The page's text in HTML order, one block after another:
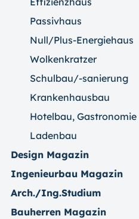
Passivhaus
Null/Plus-Energiehaus
Wolkenkratzer
Schulbau/-sanierung
Krankenhausbau
Hotelbau, Gastronomie
Ladenbau
Design Magazin
Ingenieurbau Magazin
Arch./Ing.Studium
Bauherren Magazin